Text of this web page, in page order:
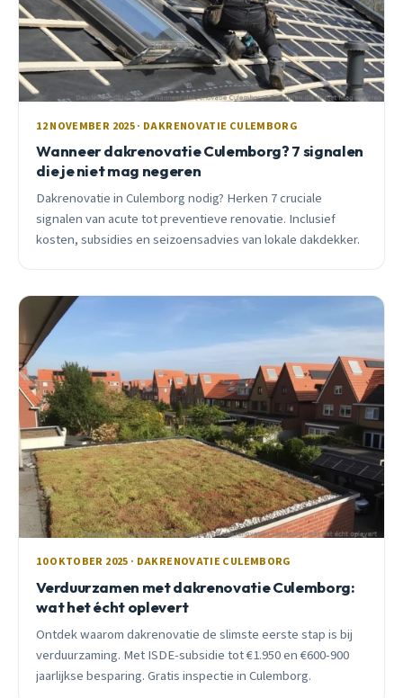
12 NOVEMBER 2025 · DAKRENOVATIE CULEMBORG
Wanneer dakrenovatie Culemborg? 7 signalen
die je niet mag negeren
Dakrenovatie in Culemborg nodig? Herken 7 cruciale
signalen van acute tot preventieve renovatie. Inclusief
kosten, subsidies en seizoensadvies van lokale dakdekker.
10 OKTOBER 2025 · DAKRENOVATIE CULEMBORG
Verduurzamen met dakrenovatie Culemborg:
wat het écht oplevert
Ontdek waarom dakrenovatie de slimste eerste stap is bij
verduurzaming. Met ISDE-subsidie tot €1.950 en €600-900
jaarlijkse besparing. Gratis inspectie in Culemborg.